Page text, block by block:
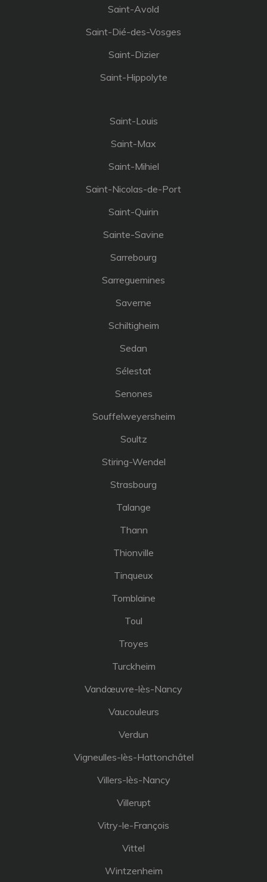
Saint-Avold
Saint-Dié-des-Vosges
Saint-Dizier
Saint-Hippolyte
Saint-Louis
Saint-Max
Saint-Mihiel
Saint-Nicolas-de-Port
Saint-Quirin
Sainte-Savine
Sarrebourg
Sarreguemines
Saverne
Schiltigheim
Sedan
Sélestat
Senones
Souffelweyersheim
Soultz
Stiring-Wendel
Strasbourg
Talange
Thann
Thionville
Tinqueux
Tomblaine
Toul
Troyes
Turckheim
Vandœuvre-lès-Nancy
Vaucouleurs
Verdun
Vigneulles-lès-Hattonchâtel
Villers-lès-Nancy
Villerupt
Vitry-le-François
Vittel
Wintzenheim